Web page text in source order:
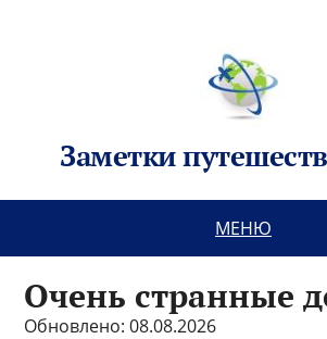
Заметки
МЕНЮ
Очень странные
Обновлено: 08.08.2026